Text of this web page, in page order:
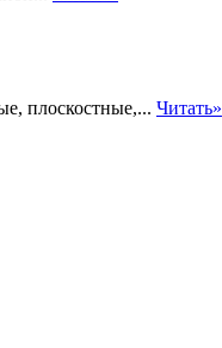
плоскостные,... Читать»